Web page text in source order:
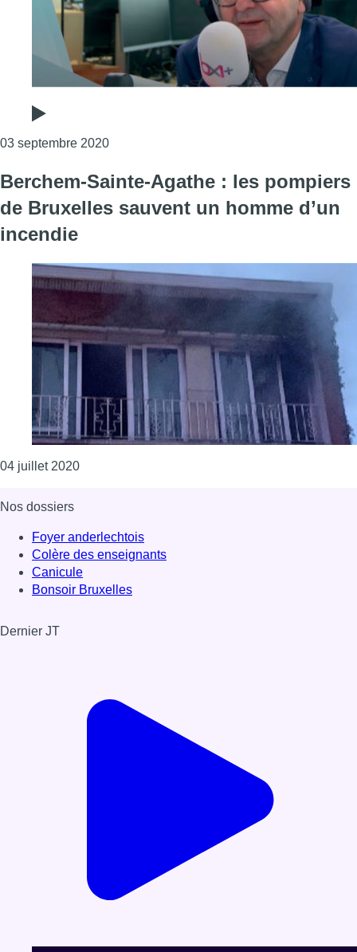
03 septembre 2020Consulter l'article "Berchem-Sainte-
Berchem-Sainte-Agathe : les pompiers
de Bruxelles sauvent un homme d’un
incendie
04 juillet 2020Consulter l'article "Berchem-Sainte-Agathe : les
Nos dossiers
Foyer anderlechtois
Colère des enseignants
Canicule
Bonsoir Bruxelles
Dernier JT